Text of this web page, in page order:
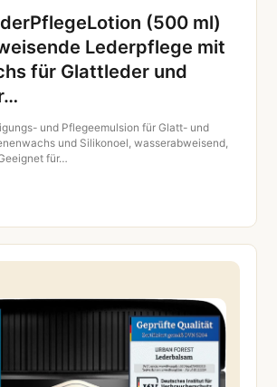
(500 ml)
Lederpflege mit
für Glattleder und
und Pflegeemulsion für Glatt- und
und Silikonoel, wasserabweisend,
für…